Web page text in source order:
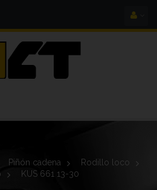
Piñón cadena >
Rodillo loco
> KUS 661 13-30